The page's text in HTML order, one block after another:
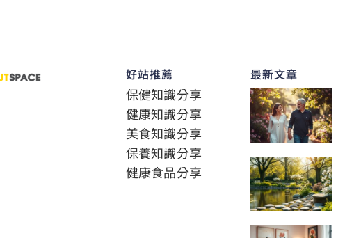
好站推薦
保健知識分享
健康知識分享
美食知識分享
保養知識分享
健康食品分享
最新文章